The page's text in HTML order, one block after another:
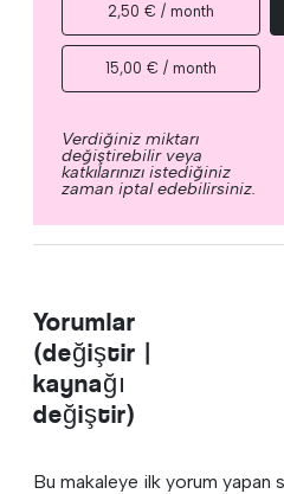
2,50 € / month
15,00 € / month
Verdiğiniz miktarı
değiştirebilir veya
katkılarınızı istediğiniz
zaman iptal edebilirsiniz.
Yorumlar
(değiştir |
kaynağı
değiştir)
Bu makaleye ilk yorum yapan